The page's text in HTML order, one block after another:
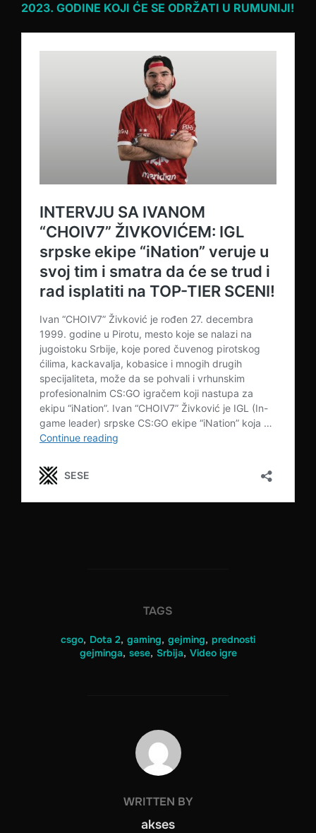
2023. GODINE KOJI ĆE SE ODRŽATI U RUMUNIJI!
TAGS
csgo, Dota 2, gaming, gejming, prednosti
gejminga, sese, Srbija, Video igre
POST AUTHOR
WRITTEN BY
akses